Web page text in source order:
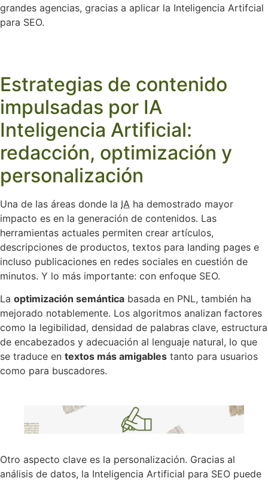
grandes agencias, gracias a aplicar la Inteligencia Artifcial
para SEO.
Estrategias de contenido
impulsadas por IA
Inteligencia Artificial:
redacción, optimización y
personalización
Una de las áreas donde la IA ha demostrado mayor
impacto es en la generación de contenidos. Las
herramientas actuales permiten crear artículos,
descripciones de productos, textos para landing pages e
incluso publicaciones en redes sociales en cuestión de
minutos. Y lo más importante: con enfoque SEO.
La optimización semántica basada en PNL, también ha
mejorado notablemente. Los algoritmos analizan factores
como la legibilidad, densidad de palabras clave, estructura
de encabezados y adecuación al lenguaje natural, lo que
se traduce en textos más amigables tanto para usuarios
como para buscadores.
Otro aspecto clave es la personalización. Gracias al
análisis de datos, la Inteligencia Artificial para SEO puede